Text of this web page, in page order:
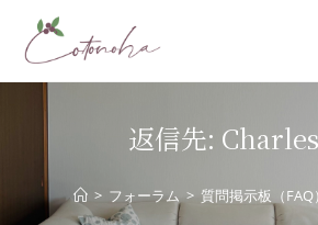
返信先:
> フォーラム > 質問掲示板（FAQ）